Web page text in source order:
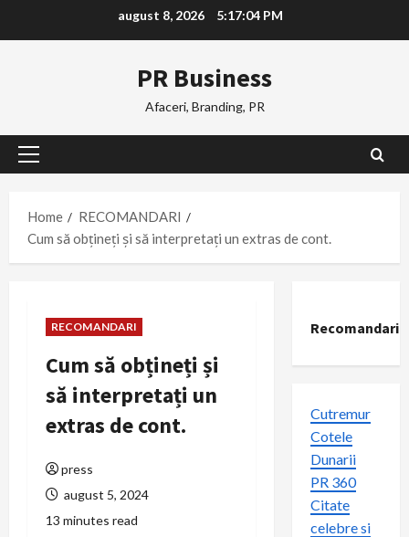
august 8, 2026 5:17:05 PM
PR Business
Afaceri, Branding, PR
Primary
Home
RECOMANDARI
Cum să obțineți și să interpretați un extras de cont.
RECOMANDARI
Cum să obțineți și
să interpretați un
extras de cont.
press
august 5, 2024
13 minutes read
Recomandari
Cutremur
Cotele
Dunarii
PR 360
Citate
celebre si